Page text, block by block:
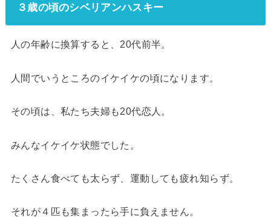
３歳の頃のシベリアンハスキー
人の年齢に換算すると、20代前半。
人間でいうところのイケイケの頃になります。
その頃は、私たち夫婦も20代恋人。
みんなイケイケ状態でした。
たくさん食べても太らず、運動しても疲れ知らず。
それが４匹も集まったら手に負えません。